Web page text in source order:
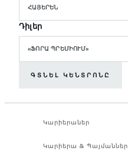
ՀԱՅԵՐԵՆ
Դիլեր
«ՖՈՐԱ ՊՐԵՄԻՈՒՄ»
ԳՏՆԵԼ ԿԵՆՏՐՈՆԸ
Կարիերաներ
Կարիերա & Պայմաններ